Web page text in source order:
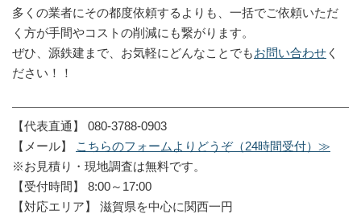
多くの業者にその都度依頼するよりも、一括でご依頼いただ
く方が手間やコストの削減にも繋がります。
ぜひ、源鉄建まで、お気軽にどんなことでもお問い合わせ く
ださい！！
【代表直通】 080-3788-0903
【メール】
こちらのフォームよりどうぞ（24時間受付）≫
※お見積り・現地調査は無料です。
【受付時間】 8:00～17:00
【対応エリア】 滋賀県を中心に関西一円